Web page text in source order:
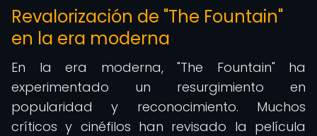
Revalorización de "The Fountain"
en la era moderna
En la era moderna, "The Fountain" ha
experimentado un resurgimiento en
popularidad y reconocimiento. Muchos
críticos y cinéfilos han revisado la película